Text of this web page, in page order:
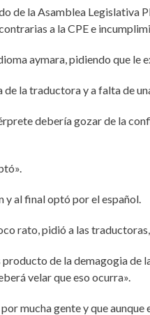
de la Asamblea
a la CPE e
aymara, pidiendo que le
la traductora y a falta de
debería gozar de la
y al final optó por el español.
rato, pidió a las
de la demagogia
velar que eso ocurra».
mucha gente y que